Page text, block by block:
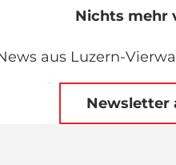
Nichts mehr
aus Luzern-
Newsletter